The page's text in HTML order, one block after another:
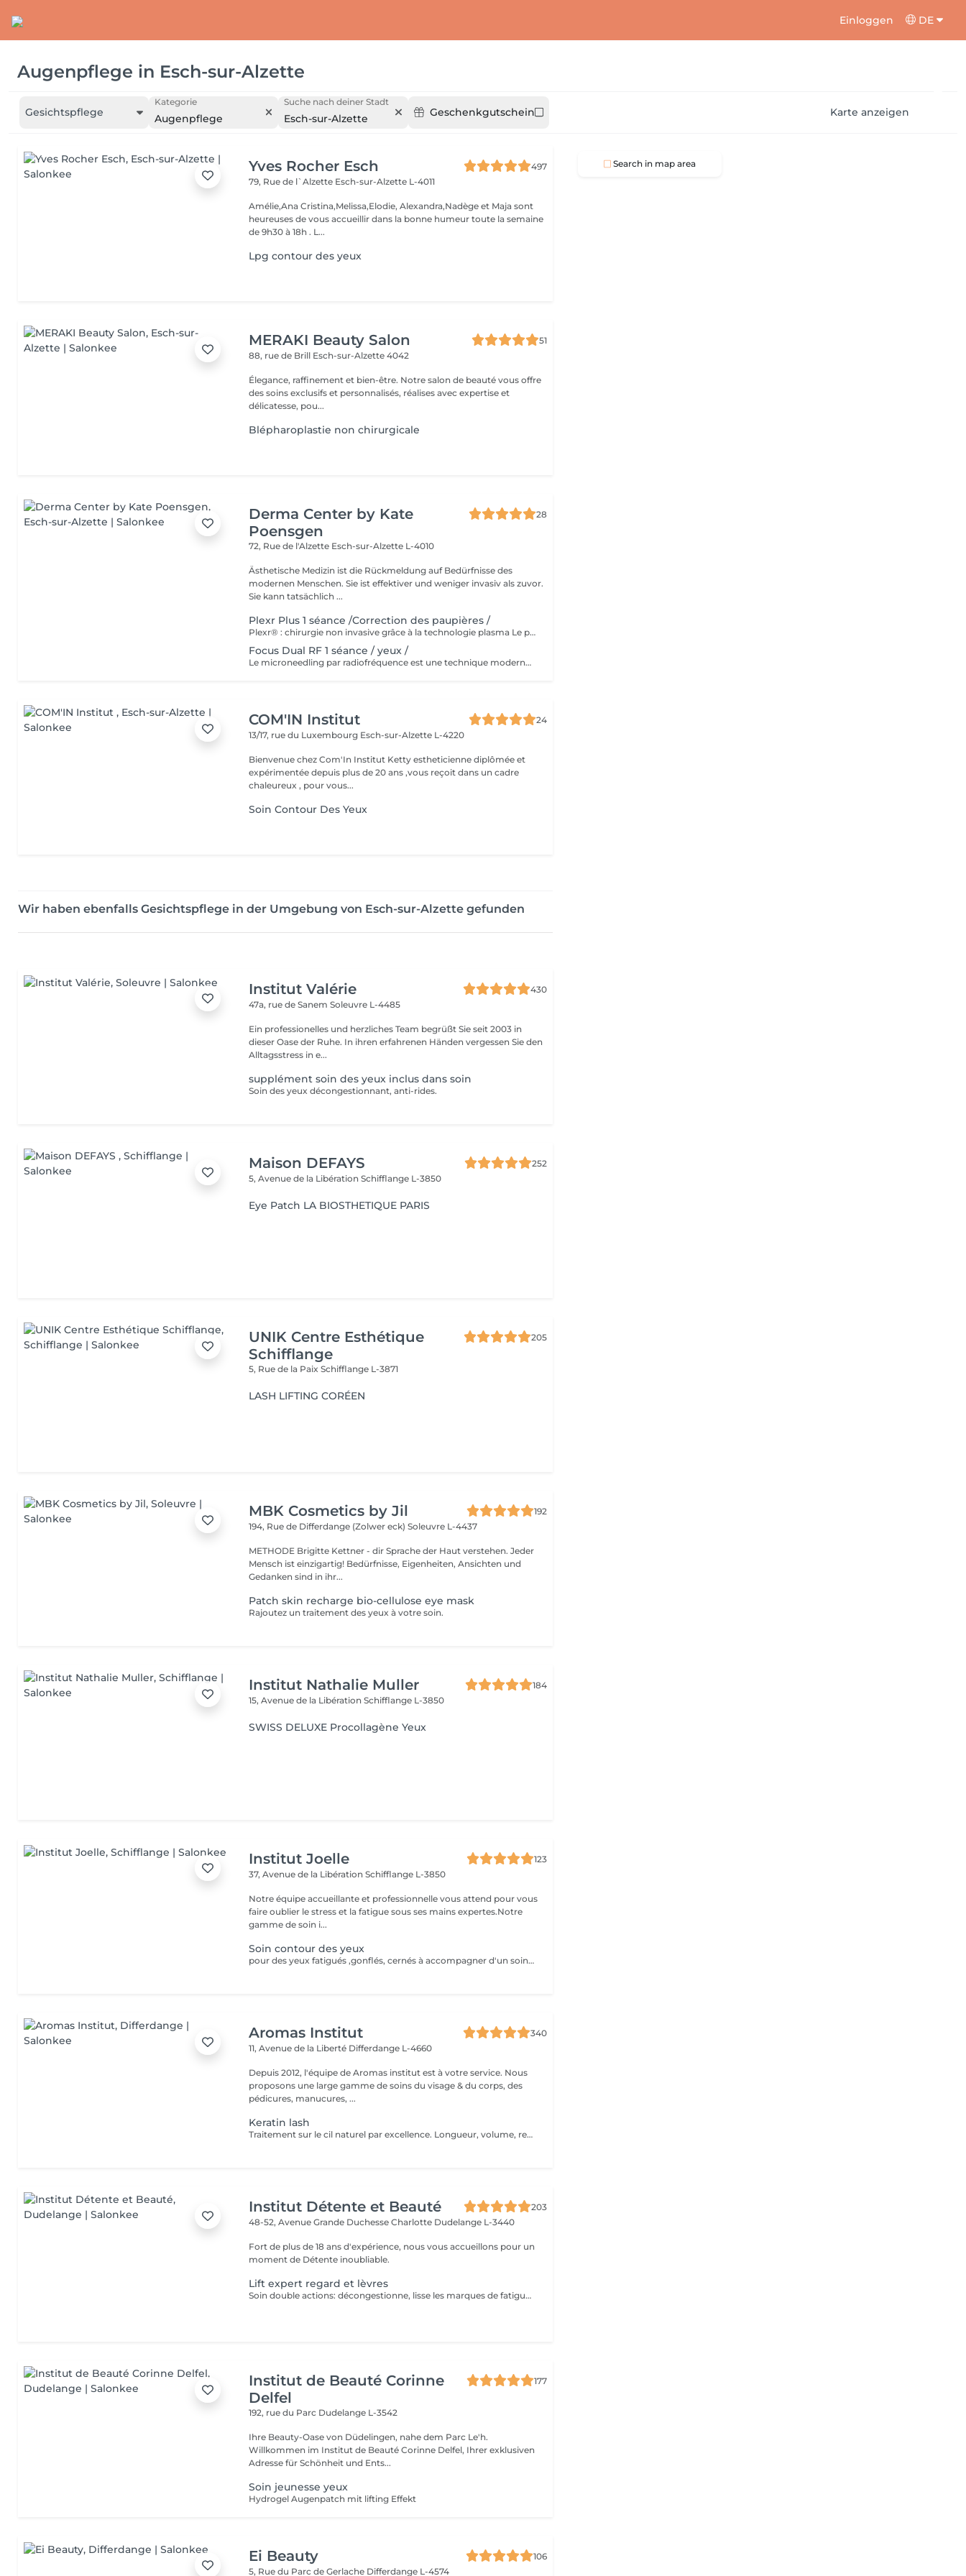
Einloggen DE
Augenpflege in Esch-sur-Alzette
Gesichtspflege
Kategorie
Augenpflege
Suche nach deiner Stadt
Esch-sur-Alzette Geschenkgutschein Karte anzeigen
Yves Rocher Esch
497
79, Rue de l`Alzette Esch-sur-Alzette L-4011
Amélie,Ana Cristina,Melissa,Elodie, Alexandra,Nadège et Maja sont
heureuses de vous accueillir dans la bonne humeur toute la semaine
de 9h30 à 18h . L...
Lpg contour des yeux
MERAKI Beauty Salon
51
88, rue de Brill Esch-sur-Alzette 4042
Élegance, raffinement et bien-être. Notre salon de beauté vous offre
des soins exclusifs et personnalisés, réalises avec expertise et
délicatesse, pou...
Blépharoplastie non chirurgicale
Derma Center by Kate
Poensgen
28
72, Rue de l'Alzette Esch-sur-Alzette L-4010
Ästhetische Medizin ist die Rückmeldung auf Bedürfnisse des
modernen Menschen. Sie ist effektiver und weniger invasiv als zuvor.
Sie kann tatsächlich ...
Plexr Plus 1 séance /Correction des paupières /
Plexr® : chirurgie non invasive grâce à la technologie plasma Le premier appareil plasma au monde utilisé en médecine esthétique, breveté internationalement. Une technique de médecine esthétique dédiée aux traitements non invasifs d'excès de peau, dans des indications esthétiques et dermatologiques. Cet appareil permet de réaliser des actes esthétiques, auparavant réalisés uniquement par la chirurgie. Sa très grande précision, cible le traitement de manière très localisée sans endommager les tissus environnants. Indications : - Correction des paupières : inférieures et supérieures - Rides : Code barres, pattes d'oies, plis pré-auriculaires, péribuccales, plis du coup, relâchement cutané - Cicatrices : acné, chéloïde - Taches localisées : lentigos, éphélides, vieillesse - Actes dermatologiques : verrues, angiomes, xanthélasma, fibromes, herpès simplex, hyperkératose Le tarif est variable selon la zone à traiter. Consultation et diagnostic gratuit avant traitement.
Focus Dual RF 1 séance / yeux /
Le microneedling par radiofréquence est une technique moderne qui associe des micro-injections cutanées à un chauffage simultané des couches profondes de la peau grâce aux ondes radio (RF). Réalisé autour des yeux, ce traitement utilise de fines micro-aiguilles stériles qui pénètrent l'épiderme et diffusent la chaleur directement dans le derme, stimulant ainsi les processus de régénération et de réparation. Cette technologie permet de : - raffermir la peau des paupières et des cernes, - atténuer les ridules (y compris les pattes d'oie), - améliorer l'élasticité et la fermeté de la peau, et réduire les cernes et les poches sous les yeux.
COM'IN Institut
24
13/17, rue du Luxembourg Esch-sur-Alzette L-4220
Bienvenue chez Com'In Institut Ketty estheticienne diplômée et
expérimentée depuis plus de 20 ans ,vous reçoit dans un cadre
chaleureux , pour vous...
Soin Contour Des Yeux
Wir haben ebenfalls Gesichtspflege in der Umgebung von Esch-sur-Alzette gefunden
Institut Valérie
430
47a, rue de SanemSoleuvre L-4485
Ein professionelles und herzliches Team begrüßt Sie seit 2003 in
dieser Oase der Ruhe. In ihren erfahrenen Händen vergessen Sie den
Alltagsstress in e...
supplément soin des yeux inclus dans soin
Soin des yeux décongestionnant, anti-rides.
Maison DEFAYS
252
5, Avenue de la LibérationSchifflange L-3850
Eye Patch LA BIOSTHETIQUE PARIS
UNIK Centre Esthétique
Schifflange
205
5, Rue de la PaixSchifflange L-3871
LASH LIFTING CORÉEN
MBK Cosmetics by Jil
192
194, Rue de Differdange (Zolwer eck)Soleuvre L-4437
METHODE Brigitte Kettner - dir Sprache der Haut verstehen. Jeder
Mensch ist einzigartig! Bedürfnisse, Eigenheiten, Ansichten und
Gedanken sind in ihr...
Patch skin recharge bio-cellulose eye mask
Rajoutez un traitement des yeux à votre soin.
Institut Nathalie Muller
184
15, Avenue de la LibérationSchifflange L-3850
SWISS DELUXE Procollagène Yeux
Institut Joelle
123
37, Avenue de la LibérationSchifflange L-3850
Notre équipe accueillante et professionnelle vous attend pour vous
faire oublier le stress et la fatigue sous ses mains expertes.Notre
gamme de soin i...
Soin contour des yeux
pour des yeux fatigués ,gonflés, cernés à accompagner d'un soin visage de préférence
Aromas Institut
340
11, Avenue de la Liberté Differdange L-4660
Depuis 2012, l'équipe de Aromas institut est à votre service. Nous
proposons une large gamme de soins du visage & du corps, des
pédicures, manucures, ...
Keratin lash
Traitement sur le cil naturel par excellence. Longueur, volume, rehaussement et intensité de la couleur des cils est la promesse du Keratin lash. Un effet d'optique se produit : des cils plus longs, épais et dense pour un regard sophistiqué au naturel. La tenue est entre 3 semaines et 1 mois et demi. Nous vous prions de bien vouloir respecter votre rendez-vous. En prenant rendez-vous, vous occupez une place, dont une autre personne aurait éventuellement besoin. Tout rendez-vous non annulé 24h en avance, est susceptible d'être facturé. (Si vous ne pouvez pas vous présenter à votre RDV, proposez-le éventuellement à un proche ou à un ami) Toute l'équipe de Aromas Institut vous remercie pour votre respect et votre compréhension.
Institut Détente et Beauté
203
48-52, Avenue Grande Duchesse Charlotte Dudelange L-3440
Fort de plus de 18 ans d'expérience, nous vous accueillons pour un
moment de Détente inoubliable.
Lift expert regard et lèvres
Soin double actions: décongestionne, lisse les marques de fatigue et repulpe les lèvres
Institut de Beauté Corinne
Delfel
177
192, rue du Parc Dudelange L-3542
Ihre Beauty-Oase von Düdelingen, nahe dem Parc Le'h.
Willkommen im Institut de Beauté Corinne Delfel, Ihrer exklusiven
Adresse für Schönheit und Ents...
Soin jeunesse yeux
Hydrogel Augenpatch mit lifting Effekt
Ei Beauty
106
5, Rue du Parc de Gerlache Differdange L-4574
Search in map area